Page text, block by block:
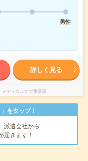
男性
詳しく見る
ディカルケア事業部
をタップ！
派遣会社から
届きます！